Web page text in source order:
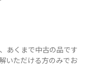
あくまで中古の品です
いただける方のみでお